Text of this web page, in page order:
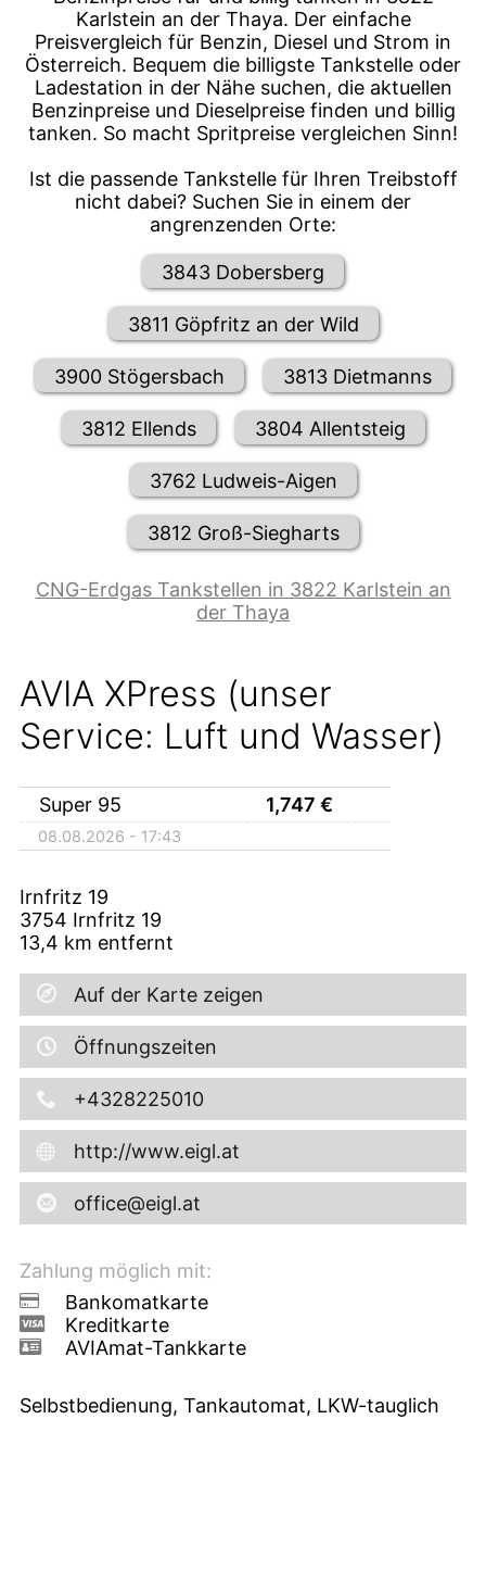
Karlstein an der Thaya. Der einfache
Preisvergleich für Benzin, Diesel und Strom in
Österreich. Bequem die billigste Tankstelle oder
Ladestation in der Nähe suchen, die aktuellen
Benzinpreise und Dieselpreise finden und billig
tanken. So macht Spritpreise vergleichen Sinn!
Ist die passende Tankstelle für Ihren Treibstoff
nicht dabei? Suchen Sie in einem der
angrenzenden Orte:
3843 Dobersberg
3811 Göpfritz an der Wild
3900 Stögersbach 3813 Dietmanns
3812 Ellends 3804 Allentsteig
3762 Ludweis-Aigen
3812 Groß-Siegharts
CNG-Erdgas Tankstellen in 3822 Karlstein an
der Thaya
AVIA XPress (unser
Service: Luft und Wasser)
Super 95 1,747 €
08.08.2026 - 17:43
Irnfritz 19
3754 Irnfritz 19
13,4 km entfernt
Auf der Karte zeigen
Öffnungszeiten
+4328225010
http://www.eigl.at
office@eigl.at
Zahlung möglich mit:
Bankomatkarte
Kreditkarte
AVIAmat-Tankkarte
Selbstbedienung, Tankautomat, LKW-tauglich